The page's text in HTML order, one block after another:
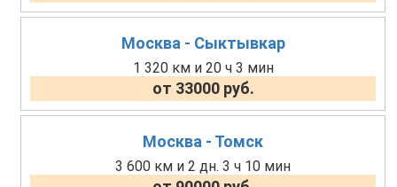
Москва - Сыктывкар
1 320 км и 20 ч 3 мин
от 33000 руб.
Москва - Томск
3 600 км и 2 дн. 3 ч 10 мин